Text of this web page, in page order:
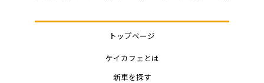
トップページ
ケイカフェとは
新車を探す